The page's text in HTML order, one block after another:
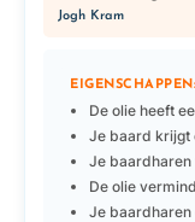
Jogh Kram
EIGENSCHAPPEN:
De olie heeft
Je baard krijgt
Je baardharen
De olie
Je baardharen